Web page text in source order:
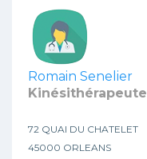
Romain Senelier
Kinésithérapeute
72 QUAI DU CHATELET
45000 ORLEANS